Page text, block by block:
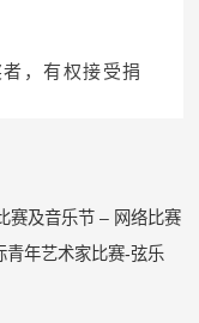
，有权接受捐
赛及音乐节 – 网络比赛
青年艺术家比赛-弦乐